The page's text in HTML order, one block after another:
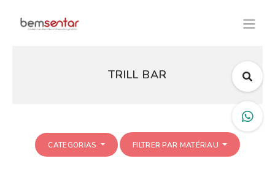
TRILL BAR
CATEGORIAS FILTRER PAR MATÉRIAU